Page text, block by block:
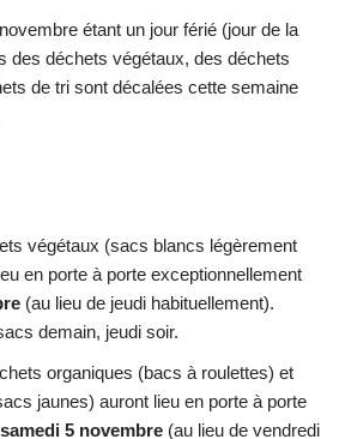
étant un jour férié (jour de la
des déchets végétaux, des déchets
de tri sont décalées cette semaine
végétaux (sacs blancs légèrement
en porte à porte exceptionnellement
(au lieu de jeudi habituellement).
demain, jeudi soir.
organiques (bacs à roulettes) et
jaunes) auront lieu en porte à porte
samedi 5 novembre (au lieu de vendredi